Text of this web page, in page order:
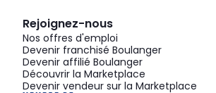
Rejoignez-nous
Nos offres d'emploi
Devenir franchisé Boulanger
Devenir affilié Boulanger
Découvrir la Marketplace
Devenir vendeur sur la Marketplace